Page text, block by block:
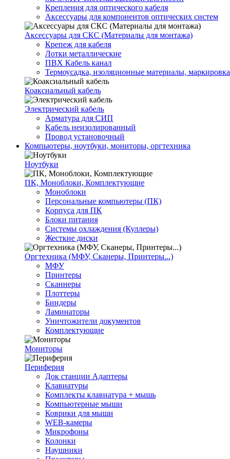
Крепления для оптического кабеля
Аксессуары для компонентов оптических систем
Аксессуары для СКС (Материалы для монтажа)
Крепеж для кабеля
Лотки металлические
ПВХ Кабель канал
Термоусадка, изоляционные материалы, маркировка
Коаксиальный кабель
Электрический кабель
Арматура для СИП
Кабель неизолированный
Провод установочный
Компьютеры, ноутбуки, мониторы, оргтехника
Ноутбуки
ПК, Моноблоки, Комплектующие
Моноблоки
Персональные компьютеры (ПК)
Корпуса для ПК
Блоки питания
Системы охлаждения (Куллеры)
Жесткие диски
Оргтехника (МФУ, Сканеры, Принтеры...)
МФУ
Принтеры
Сканнеры
Плоттеры
Биндеры
Ламинаторы
Уничтожители документов
Комплектующие
Мониторы
Периферия
Док станции Адаптеры
Клавиатуры
Комплекты клавиатура + мышь
Компьютерные мыши
Коврики для мыши
WEB-камеры
Микрофоны
Колонки
Наушники